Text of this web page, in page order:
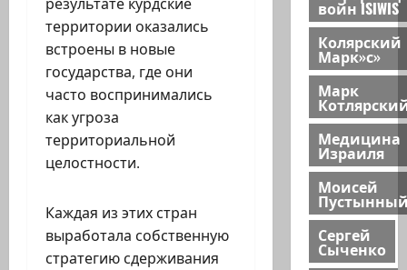
территории оказались
встроены в новые
государства, где они
часто воспринимались
как угроза
территориальной
целостности.
Каждая из этих стран
выработала собственную
стратегию сдерживания
войн ISIWIS
Колярский
Марк»с»
Марк
Медицина
Израиля
Моисей
Сергей
Сыченко